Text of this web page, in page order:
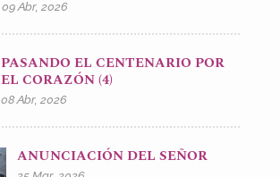
09 Abr, 2026
PASANDO EL CENTENARIO POR
EL CORAZÓN (4)
08 Abr, 2026
ANUNCIACIÓN DEL SEÑOR